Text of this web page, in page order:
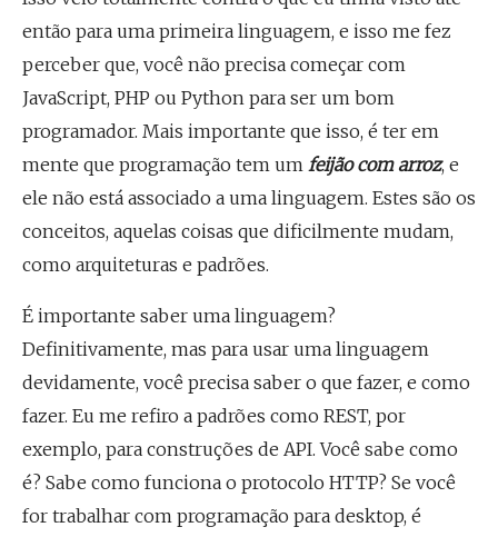
então para uma primeira linguagem, e isso me fez
perceber que, você não precisa começar com
JavaScript, PHP ou Python para ser um bom
programador. Mais importante que isso, é ter em
mente que programação tem um feijão com arroz, e
ele não está associado a uma linguagem. Estes são os
conceitos, aquelas coisas que dificilmente mudam,
como arquiteturas e padrões.
É importante saber uma linguagem?
Definitivamente, mas para usar uma linguagem
devidamente, você precisa saber o que fazer, e como
fazer. Eu me refiro a padrões como REST, por
exemplo, para construções de API. Você sabe como
é? Sabe como funciona o protocolo HTTP? Se você
for trabalhar com programação para desktop, é